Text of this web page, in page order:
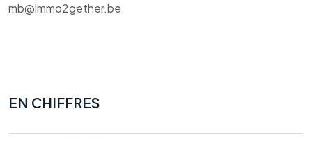
mb@immo2gether.be
EN CHIFFRES